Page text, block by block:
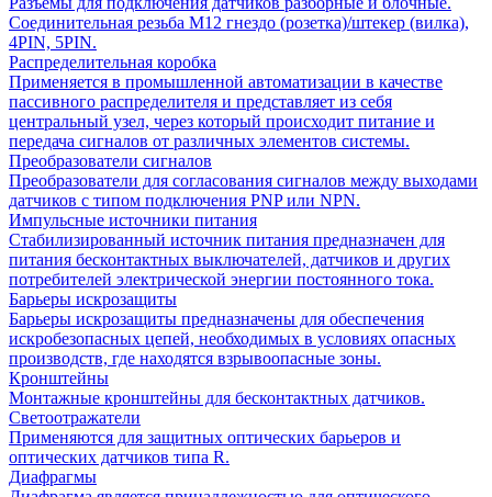
Соединительная резьба М12 гнездо (розетка)/штекер (вилка),
4PIN, 5PIN.
Распределительная коробка
Применяется в промышленной автоматизации в качестве
пассивного распределителя и представляет из себя
центральный узел, через который происходит питание и
передача сигналов от различных элементов системы.
Преобразователи сигналов
Преобразователи для согласования сигналов между выходами
датчиков с типом подключения PNP или NPN.
Импульсные источники питания
Стабилизированный источник питания предназначен для
питания бесконтактных выключателей, датчиков и других
потребителей электрической энергии постоянного тока.
Барьеры искрозащиты
Барьеры искрозащиты предназначены для обеспечения
искробезопасных цепей, необходимых в условиях опасных
производств, где находятся взрывоопасные зоны.
Кронштейны
Монтажные кронштейны для бесконтактных датчиков.
Светоотражатели
Применяются для защитных оптических барьеров и
оптических датчиков типа R.
Диафрагмы